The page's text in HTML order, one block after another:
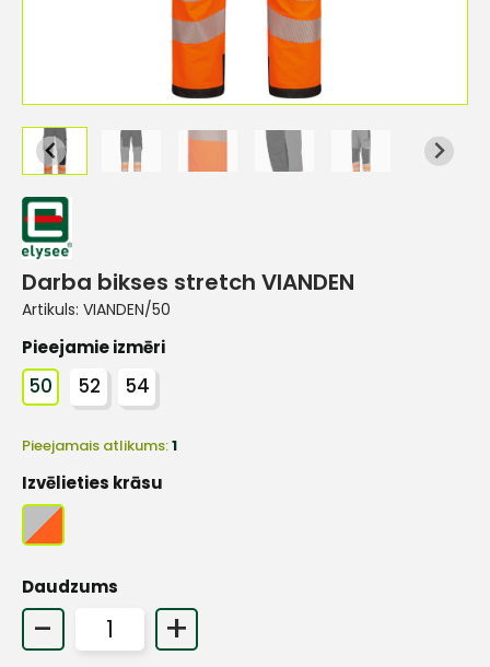
Darba bikses stretch VIANDEN
Artikuls: VIANDEN/50
Pieejamie izmēri
50 52 54
Pieejamais atlikums:1
Izvēlieties krāsu
Daudzums
- +